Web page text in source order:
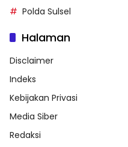
Polda Sulsel
Halaman
Disclaimer
Indeks
Kebijakan Privasi
Media Siber
Redaksi